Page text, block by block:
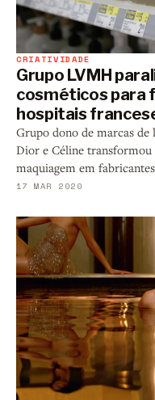
CRIATIVIDADE
Grupo LVMH
cosméticos para
hospitais
Grupo dono de marcas
Dior e Céline transformou
maquiagem em
17 MAR 2020